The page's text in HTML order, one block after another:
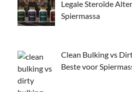
Legale Steroïde
Spiermassa
Clean Bulking vs
Beste voor